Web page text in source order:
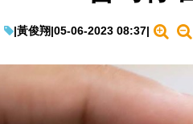
|黃俊翔|05-06-2023 08:37|